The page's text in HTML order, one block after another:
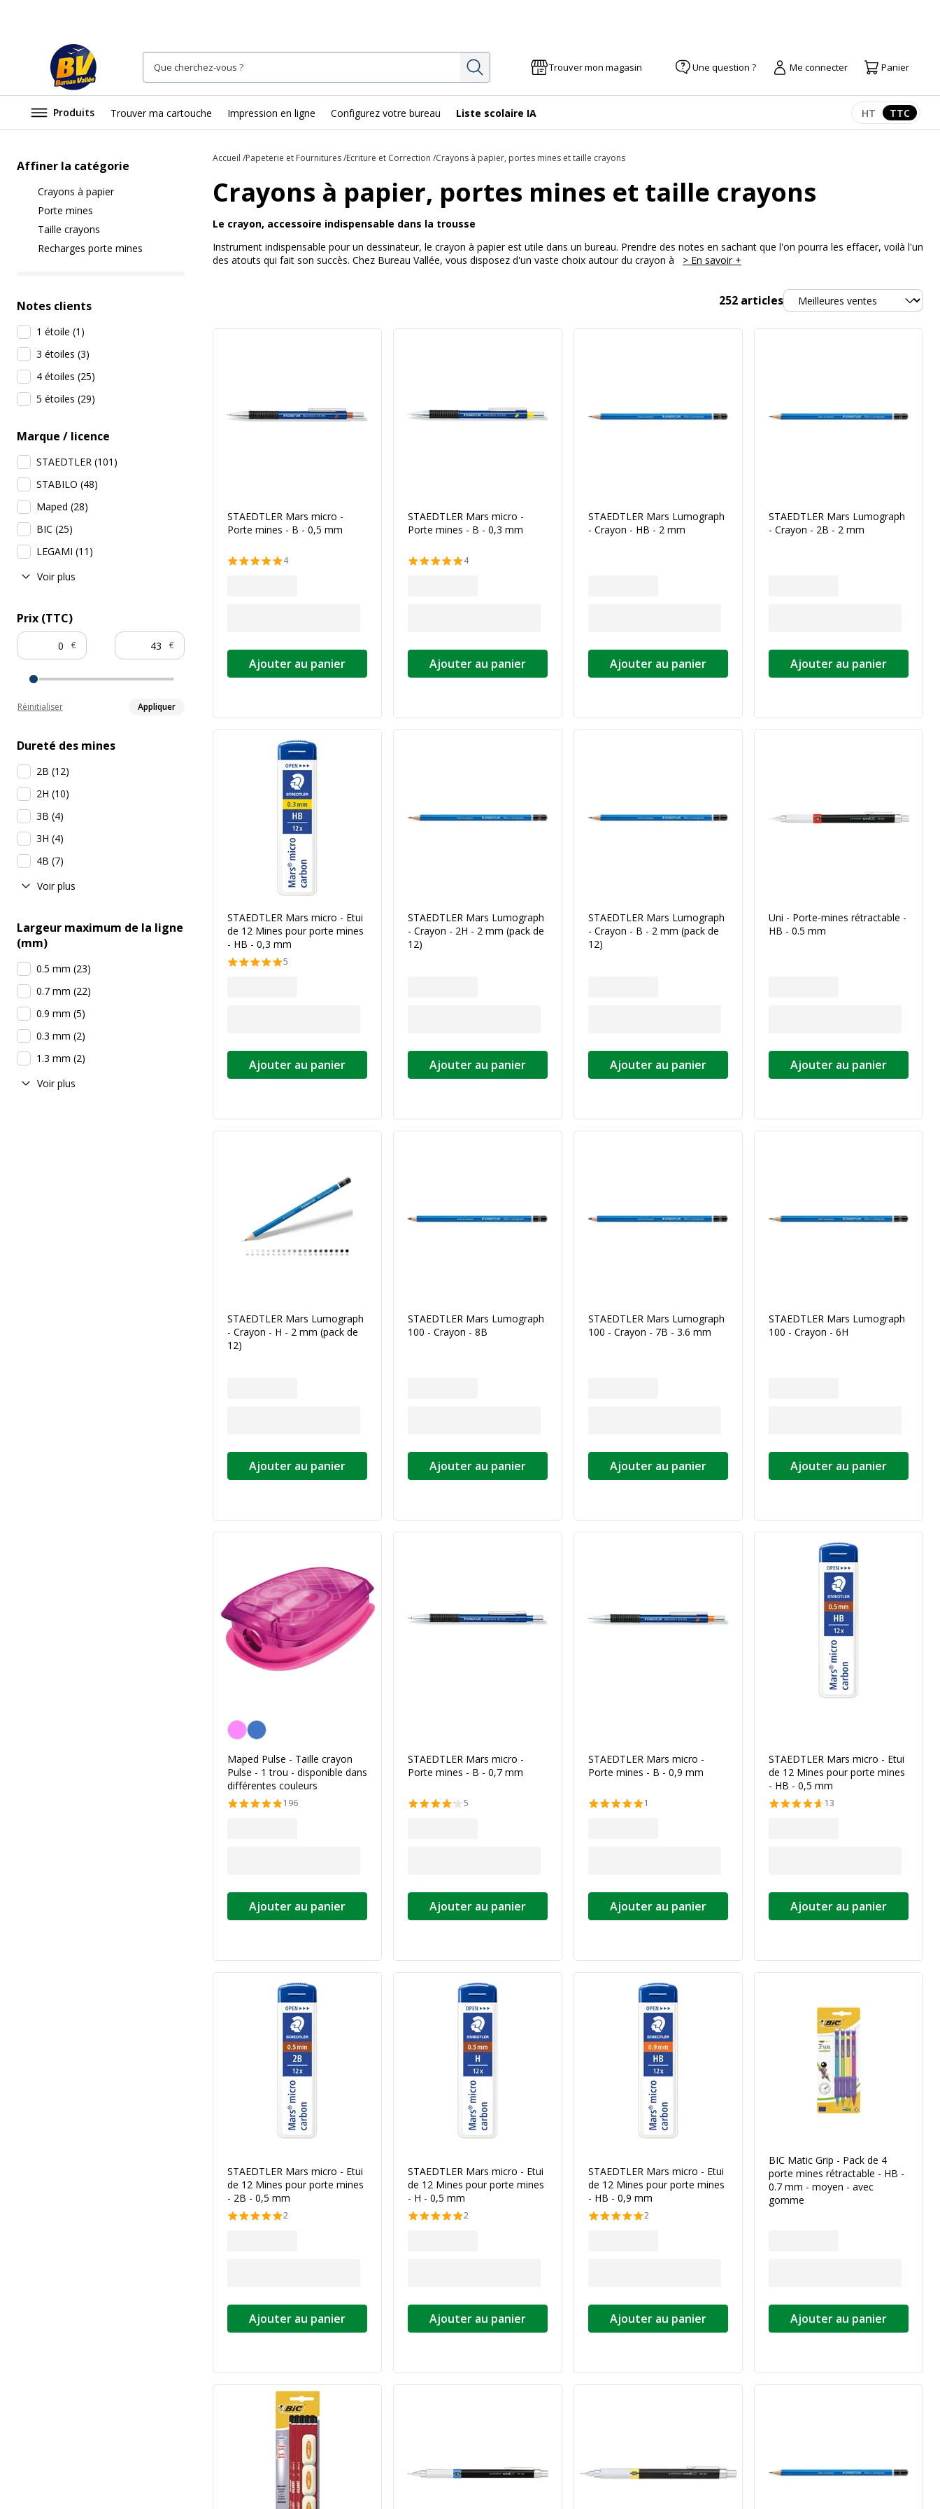
Rechercher Trouver mon magasin Une question ? Me connecter Panier
Produits Trouver ma cartouche Impression en ligne Configurez votre bureau Liste scolaire IA Afficher les
HT TTC
Affiner la catégorie
Crayons à papier
Porte mines
Taille crayons
Recharges porte mines
Notes clients
1 étoile (1 )
3 étoiles (3)
4 étoiles (25)
5 étoiles (29)
Marque / licence
STAEDTLER (101 )
STABILO (48)
Maped (28)
BIC (25)
LEGAMI (11 )
Voir plus
Prix (TTC)
€ €
Réinitialiser Appliquer
Dureté des mines
2B (12)
2H (10)
3B (4)
3H (4)
4B (7)
Voir plus
Largeur maximum de la ligne
(mm)
0.5 mm (23)
0.7 mm (22)
0.9 mm (5)
0.3 mm (2)
1.3 mm (2)
Voir plus
Accueil Papeterie et Fournitures Ecriture et Correction Crayons à papier, portes mines et taille crayons
Crayons à papier, portes mines et taille crayons
Le crayon, accessoire indispensable dans la trousse
Instrument indispensable pour un dessinateur, le crayon à papier est utile dans un bureau. Prendre des notes en sachant que l'on pourra les effacer, voilà l'un
des atouts qui fait son succès. Chez Bureau Vallée, vous disposez d'un vaste choix autour du crayon à
> En savoir +
252 articlesTrier
STAEDTLER Mars micro -
Porte mines - B - 0,5 mm
4
Ajouter au panier
STAEDTLER Mars micro -
Porte mines - B - 0,3 mm
4
Ajouter au panier
STAEDTLER Mars Lumograph
- Crayon - HB - 2 mm
Ajouter au panier
STAEDTLER Mars Lumograph
- Crayon - 2B - 2 mm
Ajouter au panier
STAEDTLER Mars micro - Etui
de 12 Mines pour porte mines
- HB - 0,3 mm
5
Ajouter au panier
STAEDTLER Mars Lumograph
- Crayon - 2H - 2 mm (pack de
12)
Ajouter au panier
STAEDTLER Mars Lumograph
- Crayon - B - 2 mm (pack de
12)
Ajouter au panier
Uni - Porte-mines rétractable -
HB - 0.5 mm
Ajouter au panier
STAEDTLER Mars Lumograph
- Crayon - H - 2 mm (pack de
12)
Ajouter au panier
STAEDTLER Mars Lumograph
100 - Crayon - 8B
Ajouter au panier
STAEDTLER Mars Lumograph
100 - Crayon - 7B - 3.6 mm
Ajouter au panier
STAEDTLER Mars Lumograph
100 - Crayon - 6H
Ajouter au panier
Personnalisation de la couleur
Maped Pulse - Taille crayon
Pulse - 1 trou - disponible dans
différentes couleurs
196
Ajouter au panier
STAEDTLER Mars micro -
Porte mines - B - 0,7 mm
5
Ajouter au panier
STAEDTLER Mars micro -
Porte mines - B - 0,9 mm
1
Ajouter au panier
STAEDTLER Mars micro - Etui
de 12 Mines pour porte mines
- HB - 0,5 mm
13
Ajouter au panier
STAEDTLER Mars micro - Etui
de 12 Mines pour porte mines
- 2B - 0,5 mm
2
Ajouter au panier
STAEDTLER Mars micro - Etui
de 12 Mines pour porte mines
- H - 0,5 mm
2
Ajouter au panier
STAEDTLER Mars micro - Etui
de 12 Mines pour porte mines
- HB - 0,9 mm
2
Ajouter au panier
BIC Matic Grip - Pack de 4
porte mines rétractable - HB -
0.7 mm - moyen - avec
gomme
Ajouter au panier